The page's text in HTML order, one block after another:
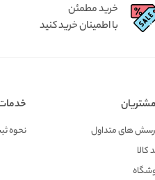
خرید مطمئن
با اطمینان خرید کنید
های متداول
نحوه